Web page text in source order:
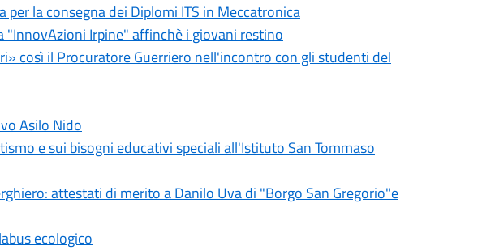
la consegna dei Diplomi ITS in Meccatronica
Irpine" affinchè i giovani restino
così il Procuratore Guerriero nell'incontro con gli studenti del
Asilo Nido
e sui bisogni educativi speciali all'Istituto San Tommaso
attestati di merito a Danilo Uva di "Borgo San Gregorio"e
ecologico